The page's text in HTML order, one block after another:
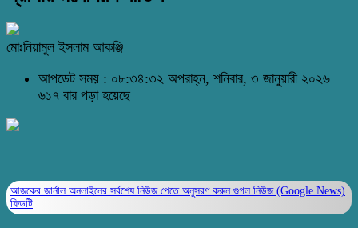
মোঃনিয়ামুল ইসলাম আকঞ্জি
আপডেট সময় : ০৮:৩৪:৩২ অপরাহ্ন, শনিবার, ৩ জানুয়ারী ২০২৬
৬১৭ বার পড়া হয়েছে
আজকের জার্নাল অনলাইনের সর্বশেষ নিউজ পেতে অনুসরণ করুন গুগল নিউজ (Google News)
ফিডটি